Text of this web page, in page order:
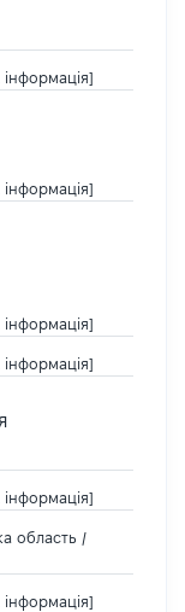
інформація]
інформація]
інформація]
інформація]
інформація]
область /
інформація]